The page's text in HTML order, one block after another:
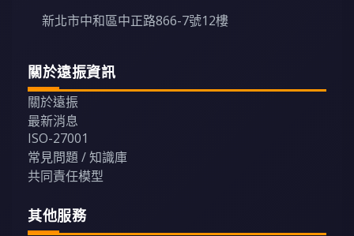
新北市中和區中正路866-7號12樓
關於遠振資訊
關於遠振
最新消息
ISO-27001
常見問題 / 知識庫
共同責任模型
其他服務